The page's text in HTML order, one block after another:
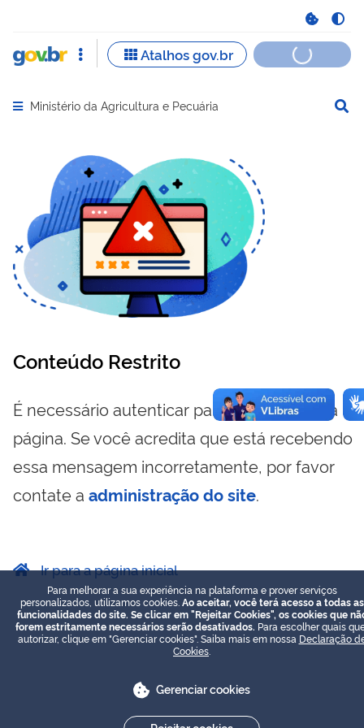
Abrir menu principal de navegação
Ministério da Agricultura e Pecuária
Conteúdo Restrito
É necessário autenticar para visualizar essa
página. Se você acredita que está recebendo
essa mensagem incorretamente, por favor
contate a administração do site.
Ir para a página inicial
Para melhorar a sua experiência na plataforma e prover serviços
personalizados, utilizamos cookies. Ao aceitar, você terá acesso a todas as
funcionalidades do site. Se clicar em "Rejeitar Cookies", os cookies que
forem estritamente necessários serão desativados. Para escolher quais
autorizar, clique em "Gerenciar cookies". Saiba mais em nossa Declaração
Cookies
Gerenciar cookies